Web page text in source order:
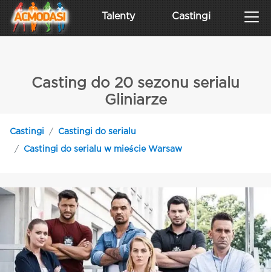
Talenty Castingi
Casting do 20 sezonu serialu
Gliniarze
Castingi Castingi do serialu
Castingi do serialu w mieście Warsaw